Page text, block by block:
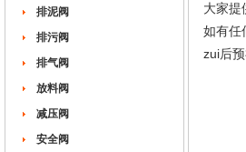
排泥阀
排污阀
排气阀
放料阀
减压阀
安全阀
大家提
如有任
zui后